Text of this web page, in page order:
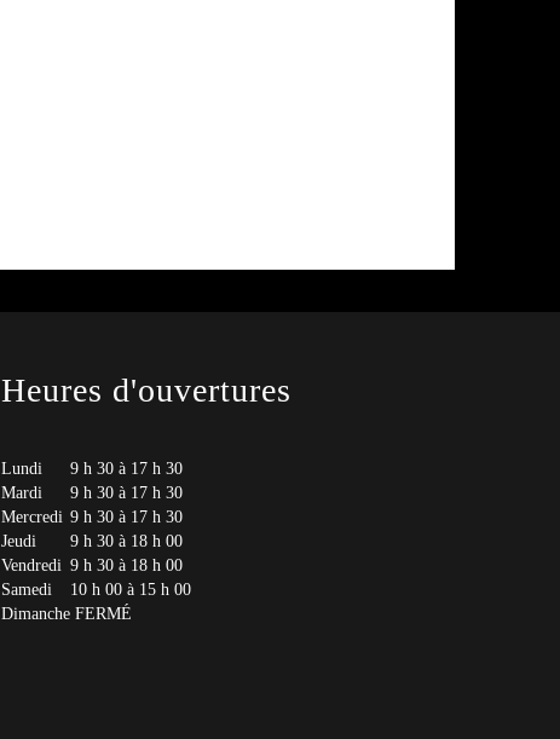
Heures d'ouvertures
Lundi
9 h 30 à 17 h 30
Mardi
9 h 30 à 17 h 30
Mercredi 9 h 30 à 17 h 30
Jeudi
9 h 30 à 18 h 00
Vendredi 9 h 30 à 18 h 00
Samedi
10 h 00 à 15 h 00
Dimanche FERMÉ